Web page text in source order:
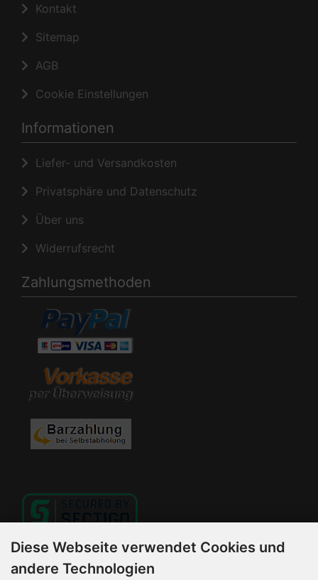
Kontakt
Sitemap
AGB
Cookie Einstellungen
Informationen
Liefer- und Versandkosten
Privatsphäre und Datenschutz
Über uns
Widerrufsrecht
Zahlungsmethoden
Diese Webseite verwendet Cookies und
andere Technologien